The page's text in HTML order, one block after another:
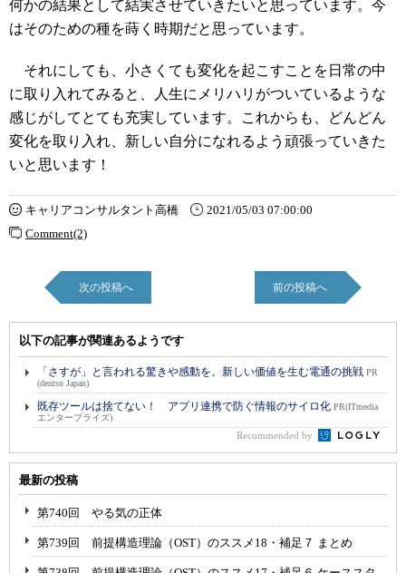
何かの結果として結実させていきたいと思っています。今
はそのための種を蒔く時期だと思っています。
それにしても、小さくても変化を起こすことを日常の中
に取り入れてみると、人生にメリハリがついているような
感じがしてとても充実しています。これからも、どんどん
変化を取り入れ、新しい自分になれるよう頑張っていきた
いと思います！
キャリアコンサルタント高橋
2021/05/03 07:00:00
Comment(2)
次の投稿へ 前の投稿へ
以下の記事が関連あるようです
「さすが」と言われる驚きや感動を。新しい価値を生む電通の挑戦 PR
(dentsu Japan)
既存ツールは捨てない！ アプリ連携で防ぐ情報のサイロ化 PR(ITmedia
エンタープライズ)
Recommended by
最新の投稿
第740回 やる気の正体
第739回 前提構造理論（OST）のススメ18・補足７ まとめ